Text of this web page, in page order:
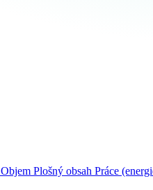
Objem Plošný obsah Práce